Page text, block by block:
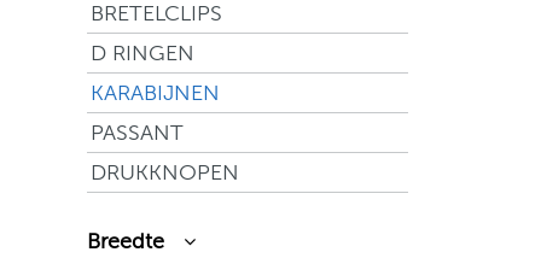
BRETELCLIPS
D RINGEN
KARABIJNEN
PASSANT
DRUKKNOPEN
Breedte